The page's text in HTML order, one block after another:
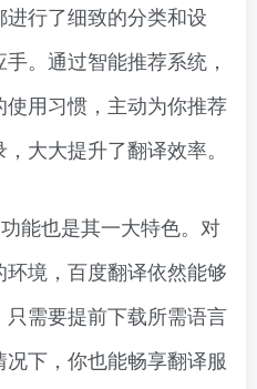
行了细致的分类和设
。通过智能推荐系统，
用习惯，主动为你推荐
大大提升了翻译效率。
能也是其一大特色。对
境，百度翻译依然能够
需要提前下载所需语言
下，你也能畅享翻译服